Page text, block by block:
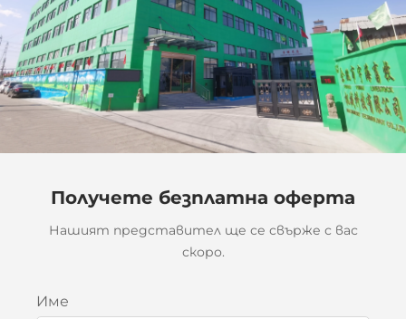
Получете безплатна оферта
Нашият представител ще се свърже с вас
скоро.
Име